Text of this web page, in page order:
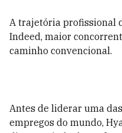
A trajetória profissional
Indeed, maior
caminho convencional.
Antes de liderar uma
empregos do mundo,